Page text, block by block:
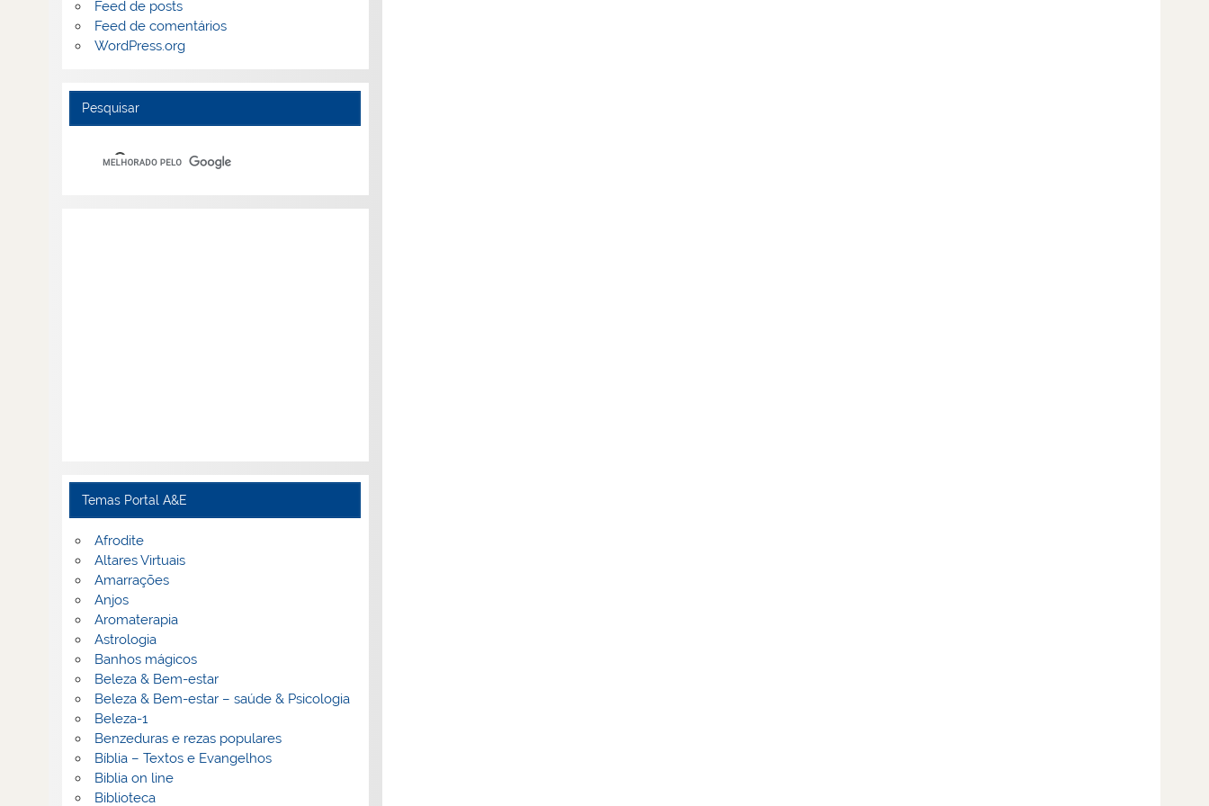
Feed de posts
Feed de comentários
WordPress.org
Pesquisar
Temas Portal A&E
Afrodite
Altares Virtuais
Amarrações
Anjos
Aromaterapia
Astrologia
Banhos mágicos
Beleza & Bem-estar
Beleza & Bem-estar – saúde & Psicologia
Beleza-1
Benzeduras e rezas populares
Bíblia – Textos e Evangelhos
Biblia on line
Biblioteca